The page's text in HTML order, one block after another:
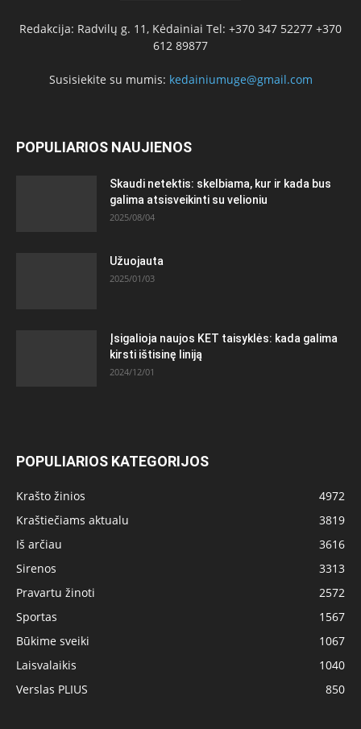
Redakcija: Radvilų g. 11, Kėdainiai Tel: +370 347 52277 +370
612 89877
Susisiekite su mumis: kedainiumuge@gmail.com
POPULIARIOS NAUJIENOS
Skaudi netektis: skelbiama, kur ir kada bus
galima atsisveikinti su velioniu
2025/08/04
Užuojauta
2025/01/03
Įsigalioja naujos KET taisyklės: kada galima
kirsti ištisinę liniją
2024/12/01
POPULIARIOS KATEGORIJOS
Krašto žinios
4972
Kraštiečiams aktualu
3819
Iš arčiau
3616
Sirenos
3313
Pravartu žinoti
2572
Sportas
1567
Būkime sveiki
1067
Laisvalaikis
1040
Verslas PLIUS
850